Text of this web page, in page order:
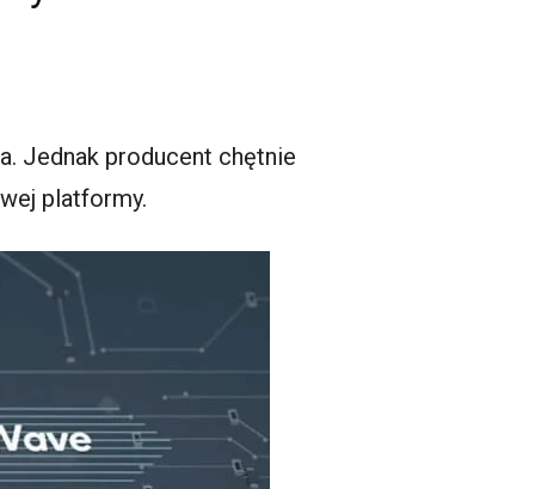
Jednak producent chętnie
platformy.